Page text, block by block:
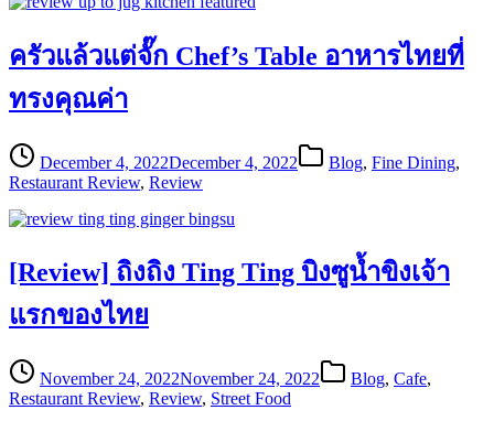
ครัวแล้วแต่จั๊ก Chef’s Table อาหารไทยที่
ทรงคุณค่า
December 4, 2022December 4, 2022 Blog, Fine Dining,
Restaurant Review, Review
[Review] ถิงถิง Ting Ting บิงซูน้ำขิงเจ้า
แรกของไทย
November 24, 2022November 24, 2022 Blog, Cafe,
Restaurant Review, Review, Street Food